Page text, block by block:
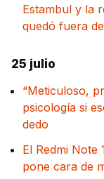
Estambul y la
quedó fuera
25 julio
“Meticuloso,
psicología si
dedo
El Redmi Note
pone cara de